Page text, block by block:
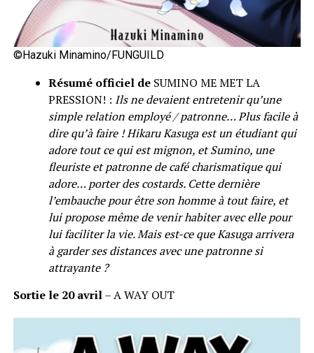
©Hazuki Minamino/FUNGUILD
Résumé officiel de SUMINO ME MET LA
PRESSION! : Ils ne devaient entretenir qu’une
simple relation employé / patronne… Plus facile à
dire qu’à faire ! Hikaru Kasuga est un étudiant qui
adore tout ce qui est mignon, et Sumino, une
fleuriste et patronne de café charismatique qui
adore… porter des costards. Cette dernière
l’embauche pour être son homme à tout faire, et
lui propose même de venir habiter avec elle pour
lui faciliter la vie. Mais est-ce que Kasuga arrivera
à garder ses distances avec une patronne si
attrayante ?
Sortie le 20 avril– A WAY OUT